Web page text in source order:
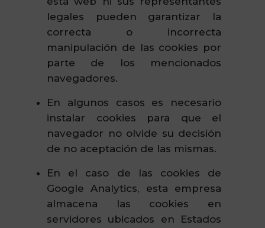
legales pueden garantizar la
correcta o incorrecta
manipulación de las cookies por
parte de los mencionados
navegadores.
En algunos casos es necesario
instalar cookies para que el
navegador no olvide su decisión
de no aceptación de las mismas.
En el caso de las cookies de
Google Analytics, esta empresa
almacena las cookies en
servidores ubicados en Estados